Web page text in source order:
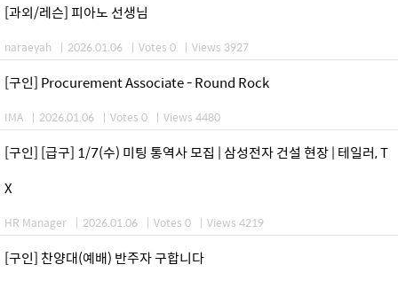
[과외/레슨] 피아노 선생님
naraeyah | 2026.01.06 | Votes 0 | Views 3927
[구인] Procurement Associate - Round Rock
IMA | 2026.01.06 | Votes 0 | Views 4480
[구인] [급구] 1/7(수) 미팅 통역사 모집 | 삼성전자 건설 현장 | 테일러, T
X
HR Manager | 2026.01.06 | Votes 0 | Views 4219
[구인] 찬양대(예배) 반주자 구합니다